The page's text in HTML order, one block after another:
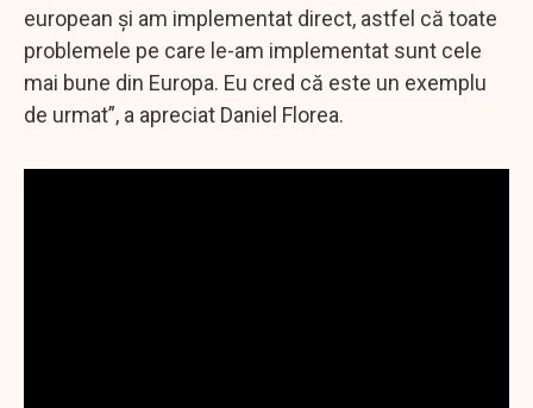
european și am implementat direct, astfel că toate
problemele pe care le-am implementat sunt cele
mai bune din Europa. Eu cred că este un exemplu
de urmat”, a apreciat Daniel Florea.